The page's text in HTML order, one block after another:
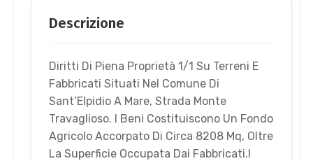
Descrizione
Diritti Di Piena Proprietà 1/1 Su Terreni E
Fabbricati Situati Nel Comune Di
Sant’Elpidio A Mare, Strada Monte
Travaglioso. I Beni Costituiscono Un Fondo
Agricolo Accorpato Di Circa 8208 Mq, Oltre
La Superficie Occupata Dai Fabbricati.I